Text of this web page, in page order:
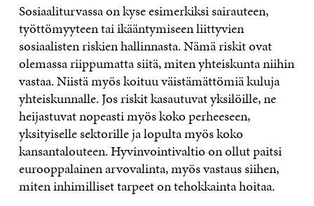
Sosiaaliturvassa on kyse esimerkiksi sairauteen,
työttömyyteen tai ikääntymiseen liittyvien
sosiaalisten riskien hallinnasta. Nämä riskit ovat
olemassa riippumatta siitä, miten yhteiskunta niihin
vastaa. Niistä myös koituu väistämättömiä kuluja
yhteiskunnalle. Jos riskit kasautuvat yksilöille, ne
heijastuvat nopeasti myös koko perheeseen,
yksityiselle sektorille ja lopulta myös koko
kansantalouteen. Hyvinvointivaltio on ollut paitsi
eurooppalainen arvovalinta, myös vastaus siihen,
miten inhimilliset tarpeet on tehokkainta hoitaa.